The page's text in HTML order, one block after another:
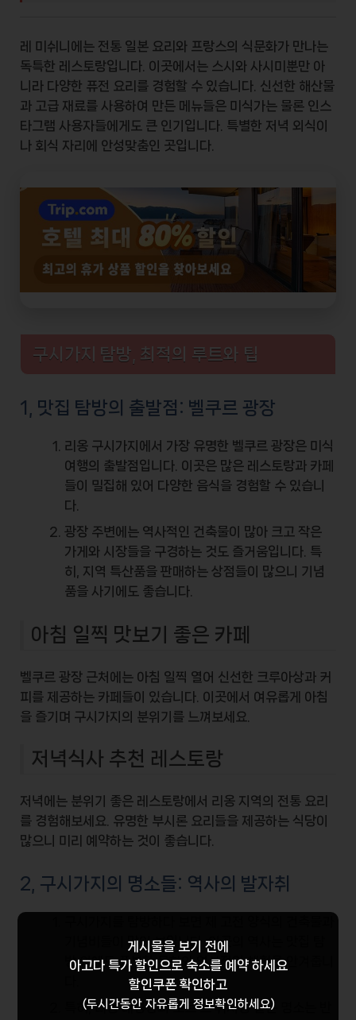
레 미쉬니에는 전통 일본 요리와 프랑스의 식문화가 만나는
독특한 레스토랑입니다. 이곳에서는 스시 와 사시미 뿐만 아
니라 다양한 퓨전 요리를 경험할 수 있습니다. 신선한 해산물
과 고급 재료를 사용하여 만든 메뉴들은 미식가는 물론 인스
타그램 사용자들에게도 큰 인기입니다. 특별한 저녁 외식이
나 회식 자리에 안성맞춤인 곳입니다.
구시가지 탐방, 최적의 루트와 팁
1, 맛집 탐방의 출발점: 벨쿠르 광장
리옹 구시가지에서 가장 유명한 벨쿠르 광장은 미식
여행의 출발점입니다. 이곳은 많은 레스토랑과 카페
들이 밀집해 있어 다양한 음식을 경험할 수 있습니
다.
광장 주변에는 역사적인 건축물이 많아 크고 작은
가게와 시장들을 구경하는 것도 즐거움입니다. 특
히, 지역 특산품을 판매하는 상점들이 많으니 기념
품을 사기에도 좋습니다.
아침 일찍 맛보기 좋은 카페
벨쿠르 광장 근처에는 아침 일찍 열어 신선한 크루아상과 커
피 를 제공하는 카페들이 있습니다. 이곳에서 여유롭게 아침
을 즐기며 구시가지의 분위기를 느껴보세요.
저녁식사 추천 레스토랑
저녁에는 분위기 좋은 레스토랑에서 리옹 지역의 전통 요리
를 경험해보세요. 유명한 부시론 요리들을 제공하는 식당이
많으니 미리 예약하는 것이 좋습니다.
2, 구시가지의 명소들: 역사의 발자취
기념비들이 많이 보입니다. 이곳의 역사는 맛집 탐
방 외에도 풍부한 문화와 역사적인 체험을 안겨줍니
특히,리옹 대성당과포르 드 뤼시옹같은 명소는 반
게시물을 보기 전에
아고다 특가 할인으로 숙소를 예약 하세요
할인쿠폰 확인하고
(두시간동안 자유롭게 정보확인하세요)